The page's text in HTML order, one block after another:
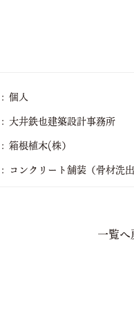
個人
大井鉄也建築設計事務所
箱根植木(株）
コンクリート舗装（骨材洗
一覧へ